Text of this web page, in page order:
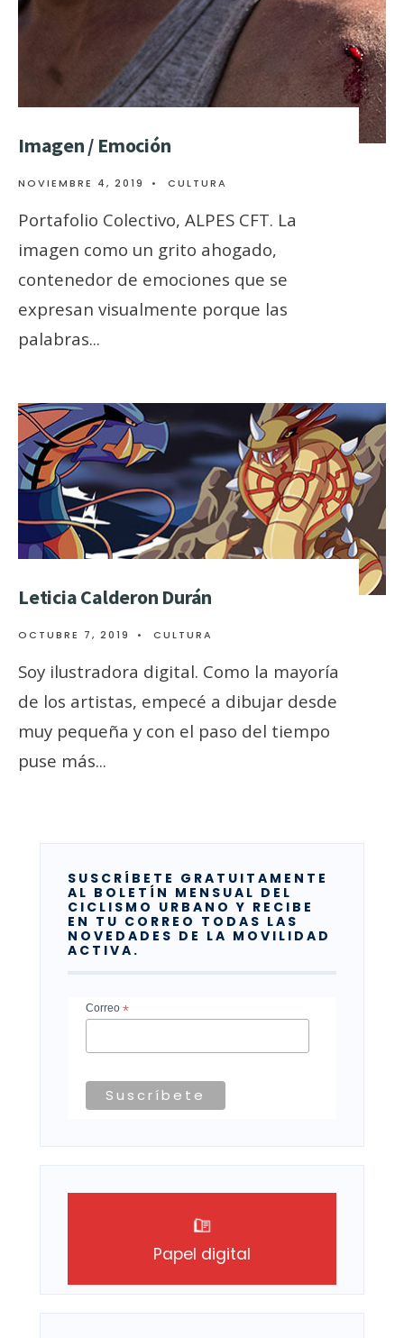
Imagen / Emoción
NOVIEMBRE 4, 2019 • CULTURA
Portafolio Colectivo, ALPES CFT. La
imagen como un grito ahogado,
contenedor de emociones que se
expresan visualmente porque las
palabras...
Leticia Calderon Durán
OCTUBRE 7, 2019 • CULTURA
Soy ilustradora digital. Como la mayoría
de los artistas, empecé a dibujar desde
muy pequeña y con el paso del tiempo
puse más...
SUSCRÍBETE GRATUITAMENTE
AL BOLETÍN MENSUAL DEL
CICLISMO URBANO Y RECIBE
EN TU CORREO TODAS LAS
NOVEDADES DE LA MOVILIDAD
ACTIVA.
Correo *
Papel digital